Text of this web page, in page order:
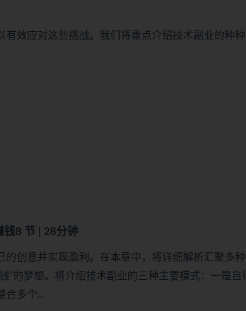
效应对这些挑战。我们将重点介绍技术副业的种
钱8 节 | 28分钟
创意并实现盈利。在本章中，将详细解析汇聚多
”的梦想。将介绍技术副业的三种主要模式：一是自
合多个…